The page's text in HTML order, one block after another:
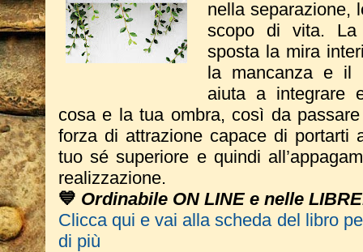
nella separazione,
scopo di vita. La
sposta la mira
la mancanza e il
aiuta a integrare
cosa e la tua ombra, così da
forza di attrazione capace di portarti
tuo sé superiore e quindi
realizzazione.
💙 Ordinabile ON LINE e nelle
Clicca qui e vai alla scheda del libro
di più